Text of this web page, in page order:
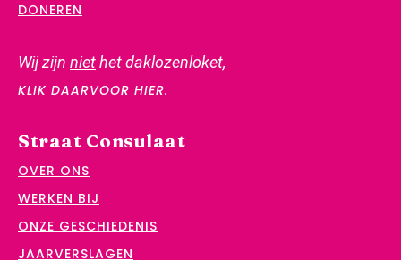
DONEREN
Wij zijn niethet daklozenloket,
KLIK DAARVOOR HIER.
Straat Consulaat
OVER ONS
WERKEN BIJ
ONZE GESCHIEDENIS
JAARVERSLAGEN